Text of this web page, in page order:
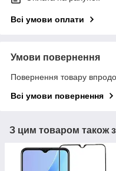
Всі умови оплати
Умови повернення
Повернення товару
Всі умови повернення
З цим товаром також